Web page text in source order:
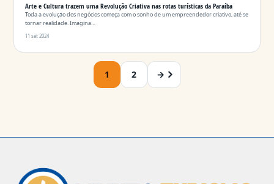
Arte e Cultura trazem uma Revolução Criativa nas rotas turísticas da Paraíba
Toda a evolução dos negócios começa com o sonho de um empreendedor criativo, até se
tornar realidade. Imagina…
11 set 2024
1 2 →